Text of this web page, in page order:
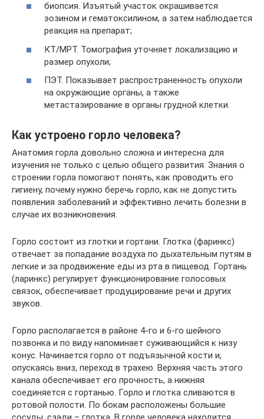
биопсия. Изъятый участок окрашивается
эозином и гематоксилином, а затем наблюдается
реакция на препарат;
КТ/МРТ. Томография уточняет локализацию и
размер опухоли;
ПЭТ. Показывает распространенность опухоли
на окружающие органы, а также
метастазирование в органы грудной клетки.
Как устроено горло человека?
Анатомия горла довольно сложна и интересна для
изучения не только с целью общего развития. Знания о
строении горла помогают понять, как проводить его
гигиену, почему нужно беречь горло, как не допустить
появления заболеваний и эффективно лечить болезни в
случае их возникновения.
Горло состоит из глотки и гортани. Глотка (фаринкс)
отвечает за попадание воздуха по дыхательным путям в
легкие и за продвижение еды из рта в пищевод. Гортань
(ларинкс) регулирует функционирование голосовых
связок, обеспечивает продуцирование речи и других
звуков.
Горло располагается в районе 4-го и 6-го шейного
позвонка и по виду напоминает суживающийся к низу
конус. Начинается горло от подъязычной кости и,
опускаясь вниз, переход в трахею. Верхняя часть этого
канала обеспечивает его прочность, а нижняя
соединяется с гортанью. Горло и глотка сливаются в
ротовой полости. По бокам расположены большие